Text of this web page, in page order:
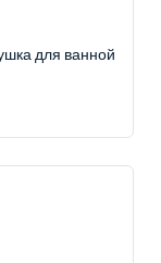
для ванной